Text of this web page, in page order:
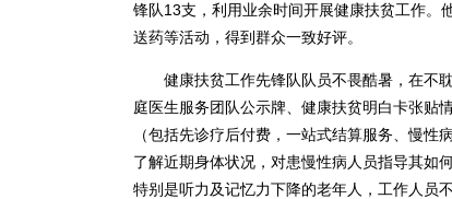
锋队13支，利用业余时间开展健康扶贫工作。
送药等活动，得到群众一致好评。
健康扶贫工作先锋队队员不畏酷暑，在不耽
庭医生服务团队公示牌、健康扶贫明白卡张贴
（包括先诊疗后付费，一站式结算服务、慢性
了解近期身体状况，对患慢性病人员指导其如
特别是听力及记忆力下降的老年人，工作人员